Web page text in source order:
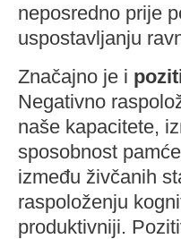
neposredno prije
uspostavljanju
Značajno je i
Negativno
naše kapacitete,
sposobnost
između živčanih
raspoloženju
produktivniji.